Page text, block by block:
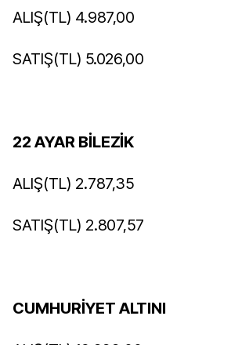
ALIŞ(TL) 4.987,00
SATIŞ(TL) 5.026,00
22 AYAR BİLEZİK
ALIŞ(TL) 2.787,35
SATIŞ(TL) 2.807,57
CUMHURİYET ALTINI